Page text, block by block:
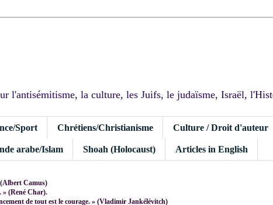
l'antisémitisme, la culture, les Juifs, le judaïsme, Israël,
Sport Chrétiens/Christianisme Culture / Droit d'auteur
arabe/Islam Shoah (Holocaust) Articles in English
(Albert Camus)
» (René Char).
de tout est le courage. » (Vladimir Jankélévitch)